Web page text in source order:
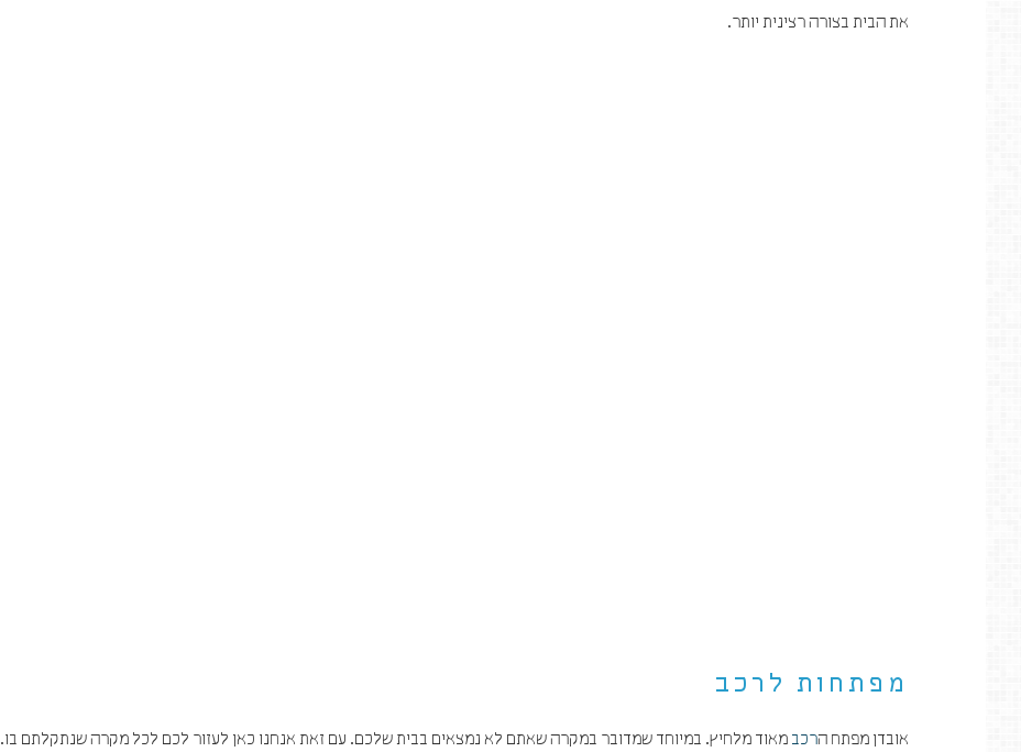
את הבית בצורה רצינית יותר.
מפתחות לרכב
אובדן מפתח הרכב מאוד מלחיץ. במיוחד שמדובר במקרה שאתם לא נמצאים בבית שלכם. עם זאת אנחנו כאן לעזור לכם לכל מקרה שנתקלתם בו.